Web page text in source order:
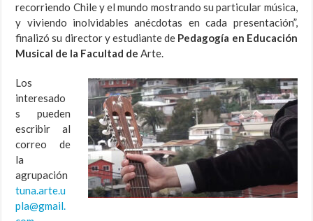
recorriendo Chile y el mundo mostrando su particular música,
y viviendo inolvidables anécdotas en cada presentación”,
finalizó su director y estudiante de Pedagogía en Educación
Musical de la Facultad de Arte.
Los
interesado
s pueden
escribir al
correo de
la
agrupación
tuna.arte.u
pla@gmail.